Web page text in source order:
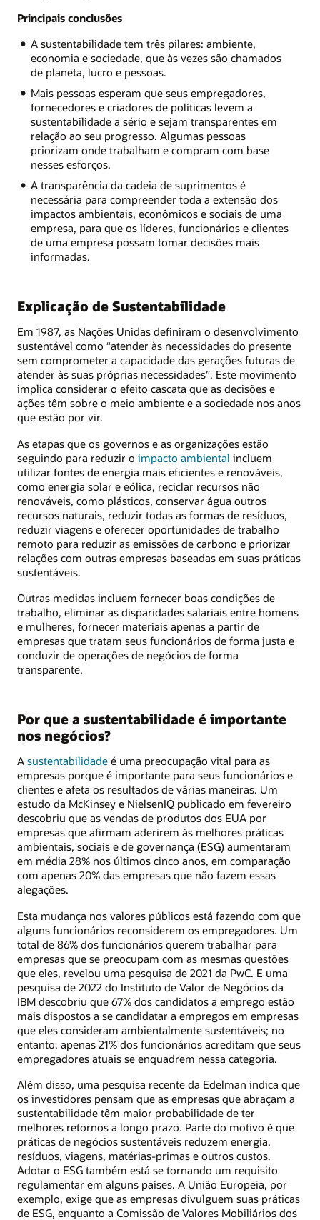
Principais conclusões
A sustentabilidade tem três pilares: ambiente,
economia e sociedade, que às vezes são chamados
de planeta, lucro e pessoas.
Mais pessoas esperam que seus empregadores,
fornecedores e criadores de políticas levem a
sustentabilidade a sério e sejam transparentes em
relação ao seu progresso. Algumas pessoas
priorizam onde trabalham e compram com base
nesses esforços.
A transparência da cadeia de suprimentos é
necessária para compreender toda a extensão dos
impactos ambientais, econômicos e sociais de uma
empresa, para que os líderes, funcionários e clientes
de uma empresa possam tomar decisões mais
informadas.
Explicação de Sustentabilidade
Em 1987, as Nações Unidas definiram o desenvolvimento
sustentável como “atender às necessidades do presente
sem comprometer a capacidade das gerações futuras de
atender às suas próprias necessidades”. Este movimento
implica considerar o efeito cascata que as decisões e
ações têm sobre o meio ambiente e a sociedade nos anos
que estão por vir.
As etapas que os governos e as organizações estão
seguindo para reduzir o impacto ambiental incluem
utilizar fontes de energia mais eficientes e renováveis,
como energia solar e eólica, reciclar recursos não
renováveis, como plásticos, conservar água outros
recursos naturais, reduzir todas as formas de resíduos,
reduzir viagens e oferecer oportunidades de trabalho
remoto para reduzir as emissões de carbono e priorizar
relações com outras empresas baseadas em suas práticas
sustentáveis.
Outras medidas incluem fornecer boas condições de
trabalho, eliminar as disparidades salariais entre homens
e mulheres, fornecer materiais apenas a partir de
empresas que tratam seus funcionários de forma justa e
conduzir de operações de negócios de forma
transparente.
Por que a sustentabilidade é importante
nos negócios?
A sustentabilidade é uma preocupação vital para as
empresas porque é importante para seus funcionários e
clientes e afeta os resultados de várias maneiras. Um
estudo da McKinsey e NielsenIQ publicado em fevereiro
descobriu que as vendas de produtos dos EUA por
empresas que afirmam aderirem às melhores práticas
ambientais, sociais e de governança (ESG) aumentaram
em média 28% nos últimos cinco anos, em comparação
com apenas 20% das empresas que não fazem essas
alegações.
Esta mudança nos valores públicos está fazendo com que
alguns funcionários reconsiderem os empregadores. Um
total de 86% dos funcionários querem trabalhar para
empresas que se preocupam com as mesmas questões
que eles, revelou uma pesquisa de 2021 da PwC. E uma
pesquisa de 2022 do Instituto de Valor de Negócios da
IBM descobriu que 67% dos candidatos a emprego estão
mais dispostos a se candidatar a empregos em empresas
que eles consideram ambientalmente sustentáveis; no
entanto, apenas 21% dos funcionários acreditam que seus
empregadores atuais se enquadrem nessa categoria.
Além disso, uma pesquisa recente da Edelman indica que
os investidores pensam que as empresas que abraçam a
sustentabilidade têm maior probabilidade de ter
melhores retornos a longo prazo. Parte do motivo é que
práticas de negócios sustentáveis reduzem energia,
resíduos, viagens, matérias-primas e outros custos.
Adotar o ESG também está se tornando um requisito
regulamentar em alguns países. A União Europeia, por
exemplo, exige que as empresas divulguem suas práticas
de ESG, enquanto a Comissão de Valores Mobiliários dos